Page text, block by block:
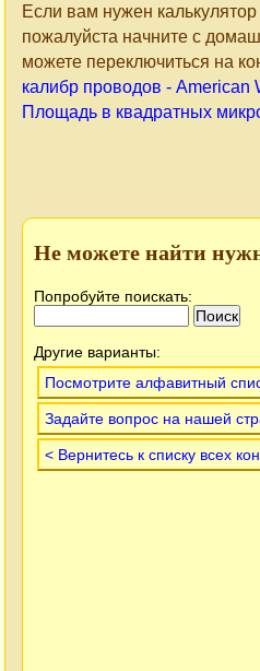
Если вам нужен
пожалуйста начните с
можете переключиться на
калибр проводов - American
Площадь в квадратных
Не можете найти
Попробуйте поискать:
Другие варианты:
Посмотрите алфавитный
Задайте вопрос на нашей
< Вернитесь к списку всех